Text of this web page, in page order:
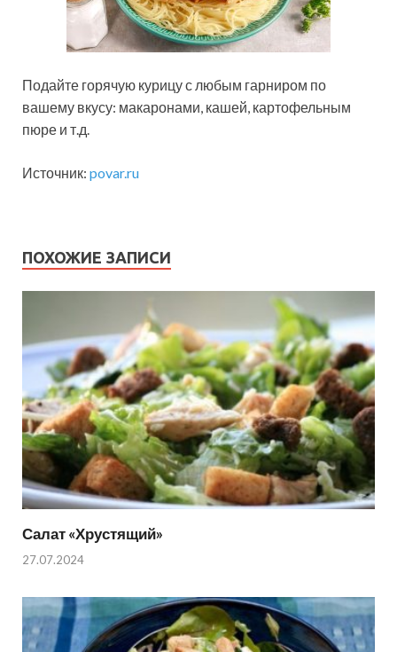
Подайте горячую курицу с любым гарниром по
вашему вкусу: макаронами, кашей, картофельным
пюре и т.д.
Источник: povar.ru
ПОХОЖИЕ ЗАПИСИ
Салат «Хрустящий»
27.07.2024